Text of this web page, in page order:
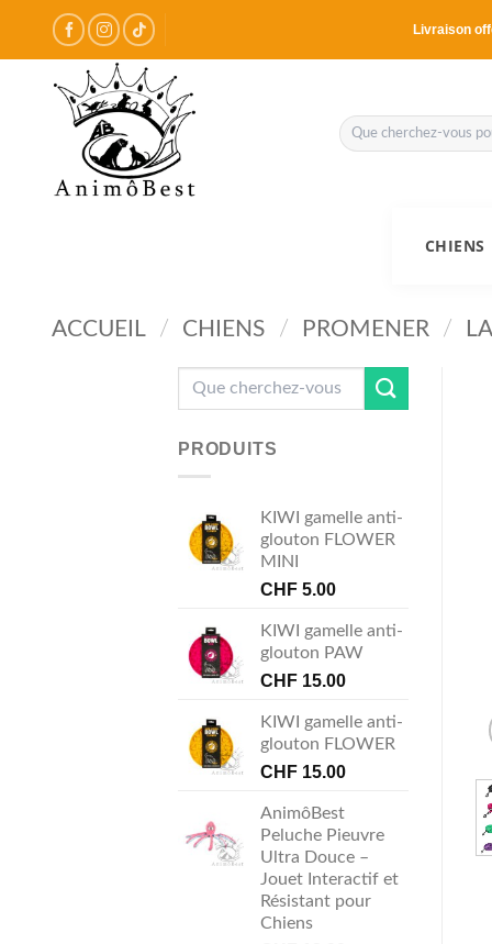
contenu
Livraison
Recherche
pour :
CHIENS
ACCUEIL / CHIENS / PROMENER /
pour :
PRODUITS
KIWI gamelle anti-
glouton FLOWER
MINI
CHF 5.00
KIWI gamelle anti-
glouton PAW
CHF 15.00
KIWI gamelle anti-
glouton FLOWER
CHF 15.00
AnimôBest
Peluche Pieuvre
Ultra Douce –
Jouet Interactif et
Résistant pour
Chiens